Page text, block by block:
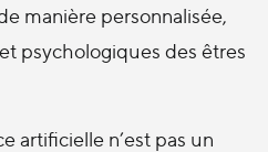
manière personnalisée,
psychologiques des êtres
artificielle n’est pas un